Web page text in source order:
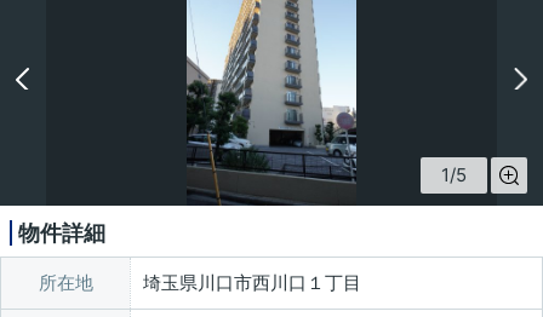
1/5
物件詳細
所在地 埼玉県川口市西川口１丁目